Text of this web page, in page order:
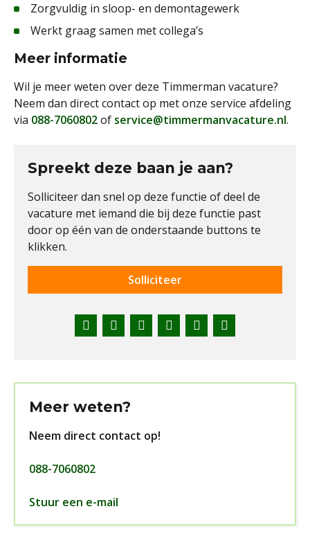
Zorgvuldig in sloop- en demontagewerk
Werkt graag samen met collega’s
Meer informatie
Wil je meer weten over deze Timmerman vacature?
Neem dan direct contact op met onze service afdeling
via 088-7060802of service@timmermanvacature.nl.
Spreekt deze baan je aan?
Solliciteer dan snel op deze functie of deel de
vacature met iemand die bij deze functie past
door op één van de onderstaande buttons te
klikken.
FacebookTwitterLinkedInPinterestWhatsApp
Solliciteer
Meer weten?
Neem direct contact op!
088-7060802
Stuur een e-mail